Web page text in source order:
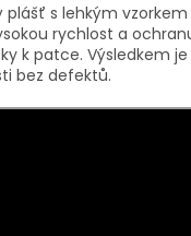
plášť s lehkým vzorkem
rychlost a
k patce. Výsledkem
bez defektů.